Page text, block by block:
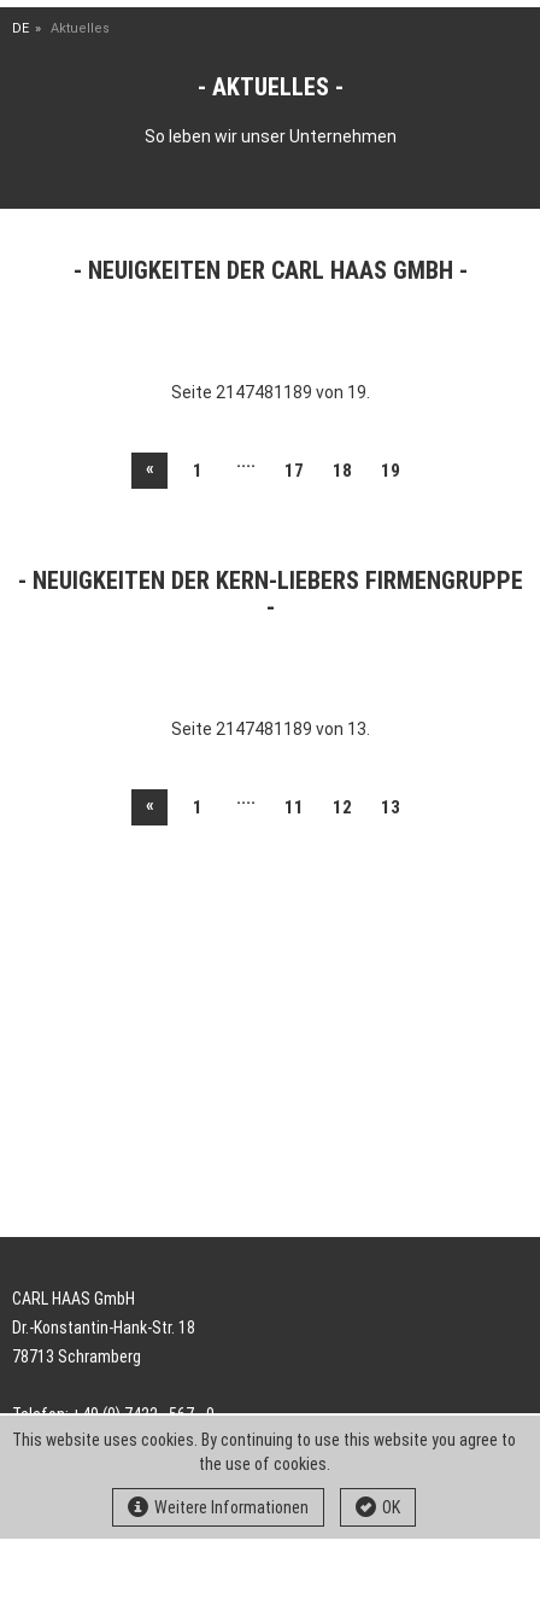
DE Aktuelles
AKTUELLES
So leben wir unser Unternehmen
NEUIGKEITEN DER CARL HAAS GMBH
Seite 2147481189 von 19.
« 1 .... 17 18 19
NEUIGKEITEN DER KERN-LIEBERS FIRMENGRUPPE
Seite 2147481189 von 13.
« 1 .... 11 12 13
CARL HAAS GmbH
Dr.-Konstantin-Hank-Str. 18
78713 Schramberg
Telefon: +49 (0) 7422 . 567 - 0
Telefax: +49 (0) 7422 . 567 - 239
info-ch@kern-liebers.com
This website uses cookies. By continuing to use this website you agree to
the use of cookies.
Weitere Informationen OK